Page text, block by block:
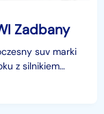
Zadbany
suv marki
z silnikiem
o